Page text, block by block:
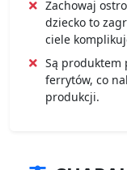
Zachowaj
dziecko to
ciele
Są produktem
ferrytów, co
produkcji.